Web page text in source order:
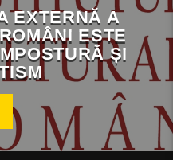
EXTERNĂ A
ESTE
ȘI